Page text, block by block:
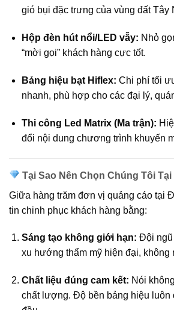
gió bụi đặc trưng của vùng đất Tây
Hộp đèn hút nổi/LED vẫy: Nhỏ
“mời gọi” khách hàng cực tốt.
Bảng hiệu bạt Hiflex: Chi phí tối
nhanh, phù hợp cho các đại lý,
Thi công Led Matrix (Ma trận):
đổi nội dung chương trình khuyến
Tại Sao Nên Chọn Chúng Tôi Tại
Giữa hàng trăm đơn vị quảng cáo tại
tin chinh phục khách hàng bằng:
Sáng tạo không giới hạn: Đội ngũ
xu hướng thẩm mỹ hiện đại, không
Chất liệu đúng cam kết: Nói
chất lượng. Độ bền bảng hiệu luôn